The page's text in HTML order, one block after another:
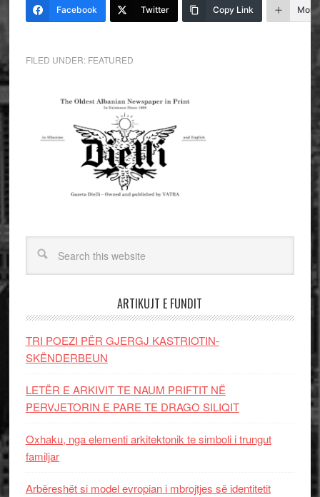
Facebook Twitter Copy Link More
FILED UNDER: FEATURED
ARTIKUJT E FUNDIT
TRI POEZI PËR GJERGJ KASTRIOTIN-
SKËNDERBEUN
LETËR E ARKIVIT TE NAUM PRIFTIT NË
PERVJETORIN E PARE TE DRAGO SILIQIT
Oxhaku, nga elementi arkitektonik te simboli i trungut
familjar
Arbëreshët si model evropian i mbrojtjes së identitetit